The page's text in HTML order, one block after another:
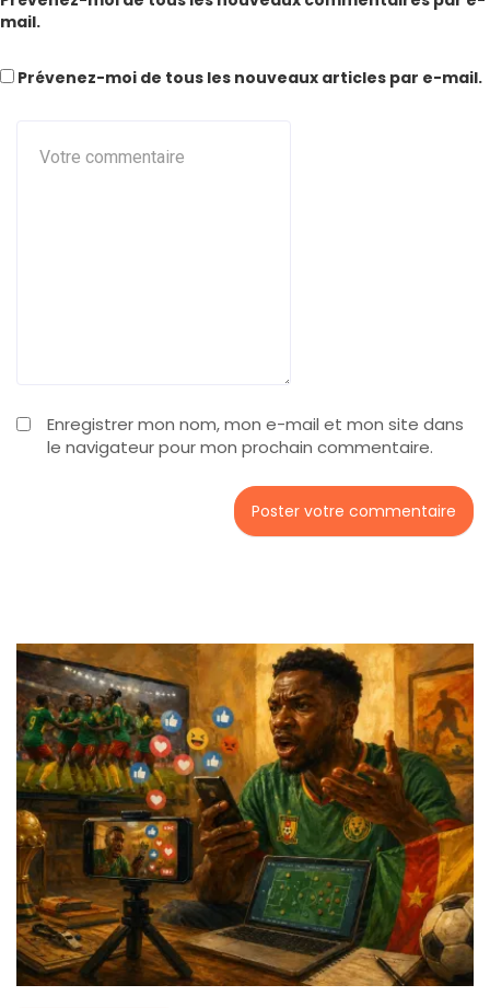
Enregistrer mon nom, mon e-mail et mon site dans
le navigateur pour mon prochain commentaire.
mail.
Prévenez-moi de tous les nouveaux articles par e-mail.